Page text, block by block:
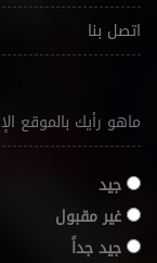
اتصل بنا
ماهو رأيك بالموقع
جيد
غير مقبول
جيد جداً